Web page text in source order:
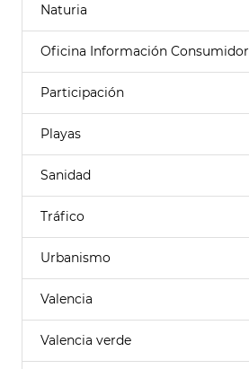
Naturia
Oficina Información Consumidor
Participación
Playas
Sanidad
Tráfico
Urbanismo
Valencia
Valencia verde